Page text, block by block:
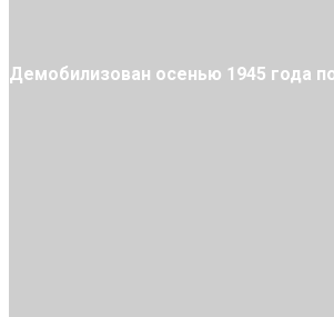
Демобилизован осенью 1945 года